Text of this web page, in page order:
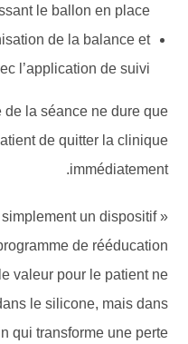
le ballon en place.
de la balance et
l’application de suivi.
de la séance ne dure que
de quitter la clinique
immédiatement.
simplement un dispositif
de rééducation
valeur pour le patient ne
le silicone, mais dans
qui transforme une perte